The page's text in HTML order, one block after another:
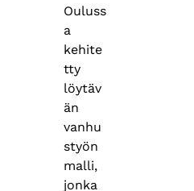
Ouluss
a
kehite
tty
löytäv
än
vanhu
styön
malli,
jonka